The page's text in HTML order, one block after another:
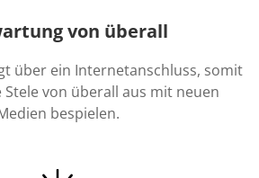
von überall
über ein Internetanschluss, somit
von überall aus mit neuen
bespielen.